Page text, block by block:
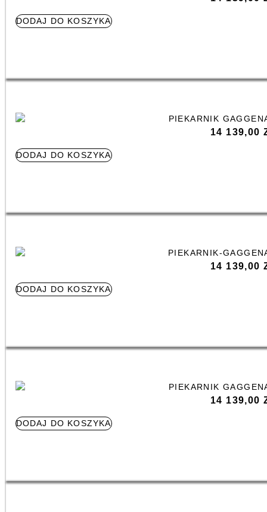
DODAJ DO KOSZYKA
14 139,00
DODAJ DO KOSZYKA
14 139,00
DODAJ DO KOSZYKA
14 139,00
DODAJ DO KOSZYKA